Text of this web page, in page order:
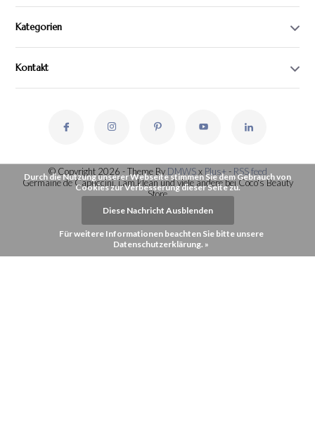
Kategorien
Kontakt
© Copyright 2026 - Theme By DMWSx Plus+- RSS feed
Germaine de Capuccini, i.am.klean und viele andere bei Coco's Beauty
Store
Durch die Nutzung unserer Webseite stimmen Sie dem Gebrauch von
Cookies zur Verbesserung dieser Seite zu.
Diese Nachricht Ausblenden
Für weitere Informationen beachten Sie bitte unsere
Datenschutzerklärung. »